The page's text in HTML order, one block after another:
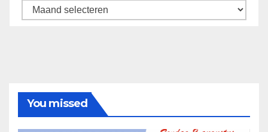
Archief
You missed